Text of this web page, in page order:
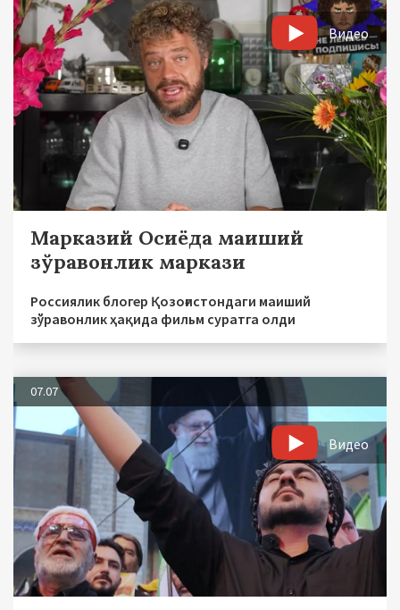
Видео
Марказий Осиёда маиший
зўравонлик маркази
Россиялик блогер Қозоғистондаги маиший
зўравонлик ҳақида фильм суратга олди
07.07
Видео